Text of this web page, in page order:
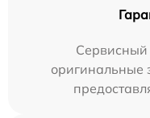
Сервисный
оригинальные